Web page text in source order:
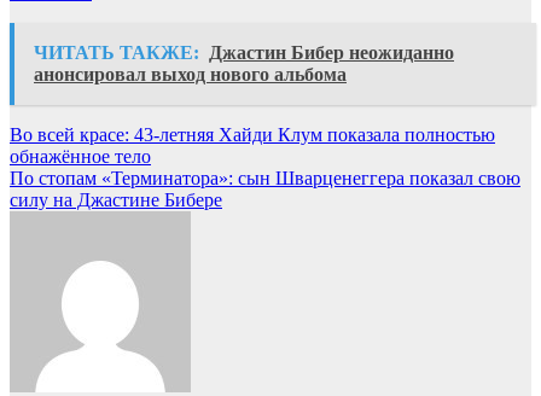
ЧИТАТЬ ТАКЖЕ: Джастин Бибер неожиданно
анонсировал выход нового альбома
Навигация
по
записям
Во всей красе: 43-летняя Хайди Клум показала полностью
обнажённое тело
По стопам «Терминатора»: сын Шварценеггера показал свою
силу на Джастине Бибере